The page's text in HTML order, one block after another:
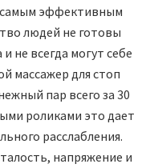
самым эффективным
людей не готовы
не всегда могут себе
массажер для стоп
пар всего за 30
роликами это дает
расслабления.
напряжение и